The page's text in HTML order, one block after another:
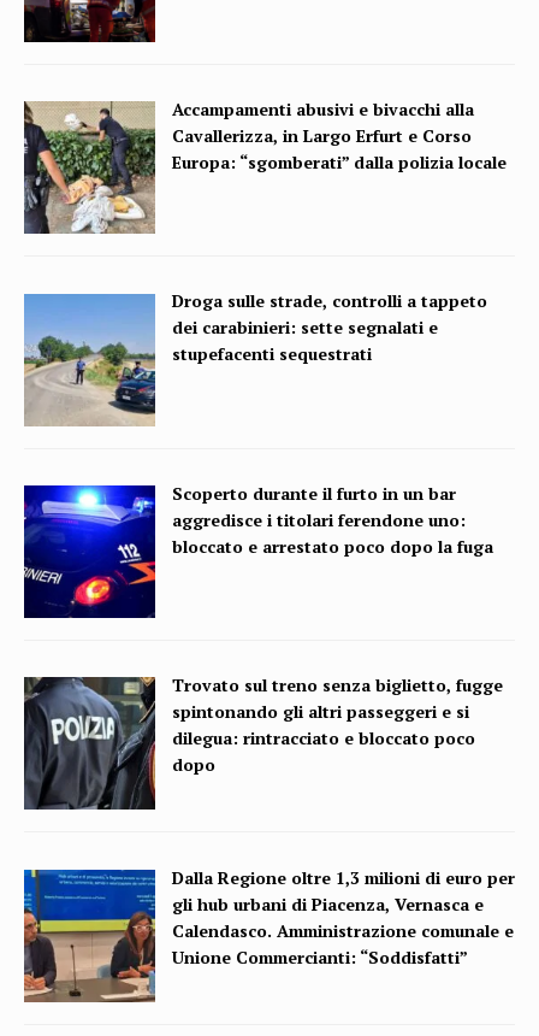
Accampamenti abusivi e bivacchi alla
Cavallerizza, in Largo Erfurt e Corso
Europa: “sgomberati” dalla polizia locale
Droga sulle strade, controlli a tappeto
dei carabinieri: sette segnalati e
stupefacenti sequestrati
Scoperto durante il furto in un bar
aggredisce i titolari ferendone uno:
bloccato e arrestato poco dopo la fuga
Trovato sul treno senza biglietto, fugge
spintonando gli altri passeggeri e si
dilegua: rintracciato e bloccato poco
dopo
Dalla Regione oltre 1,3 milioni di euro per
gli hub urbani di Piacenza, Vernasca e
Calendasco. Amministrazione comunale e
Unione Commercianti: “Soddisfatti”